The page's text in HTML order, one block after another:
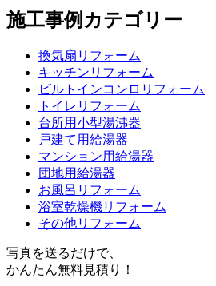
施工事例カテゴリー
換気扇リフォーム
キッチンリフォーム
ビルトインコンロリフォーム
トイレリフォーム
台所用小型湯沸器
戸建て用給湯器
マンション用給湯器
団地用給湯器
お風呂リフォーム
浴室乾燥機リフォーム
その他リフォーム
写真を送るだけで、
かんたん無料見積り！